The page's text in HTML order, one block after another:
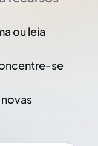
ou leia
se